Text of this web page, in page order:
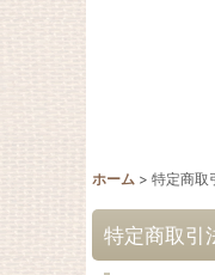
ホーム > 特定商取
特定商取引